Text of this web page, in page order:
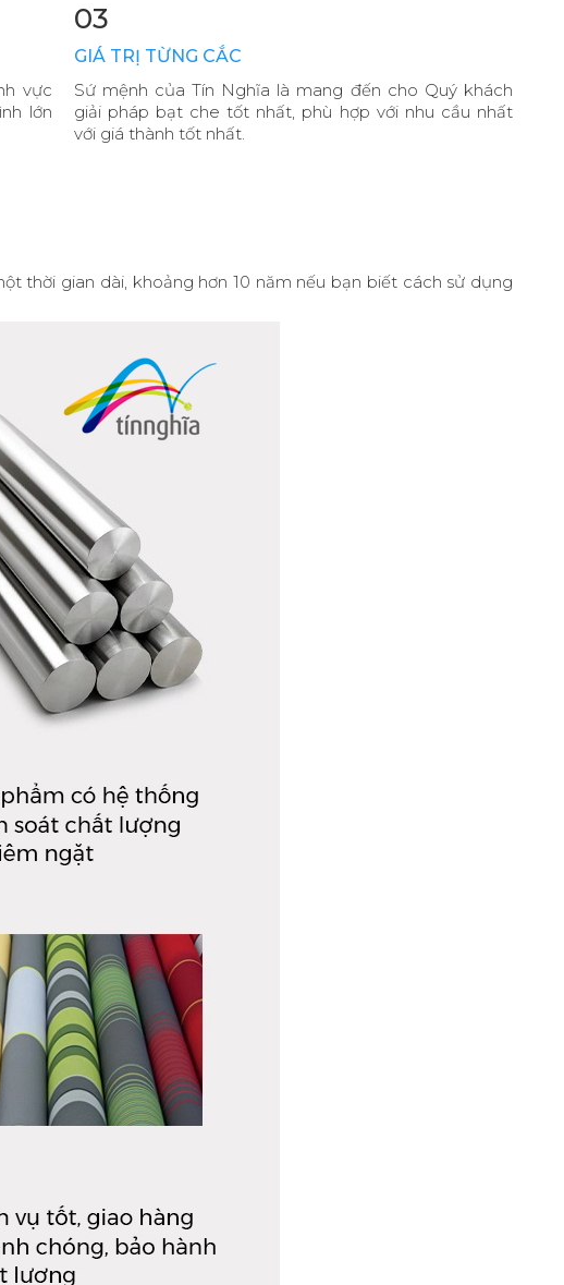
vực
lớn
03
GIÁ TRỊ TỪNG CẮC
Sứ mệnh của Tín Nghĩa là mang đến cho Quý khách
giải pháp bạt che tốt nhất, phù hợp với nhu cầu nhất
với giá thành tốt nhất.
thời gian dài, khoảng hơn 10 năm nếu bạn biết cách sử dụng